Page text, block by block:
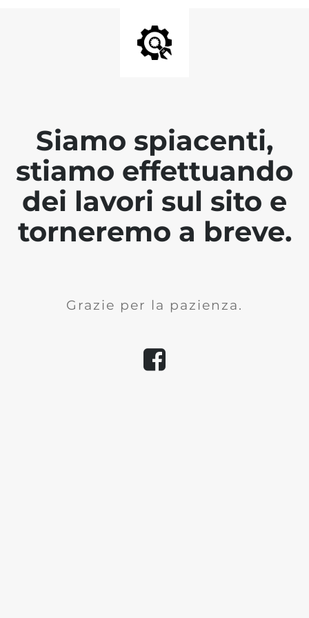
Siamo spiacenti,
stiamo effettuando
dei lavori sul sito e
torneremo a breve.
Grazie per la pazienza.